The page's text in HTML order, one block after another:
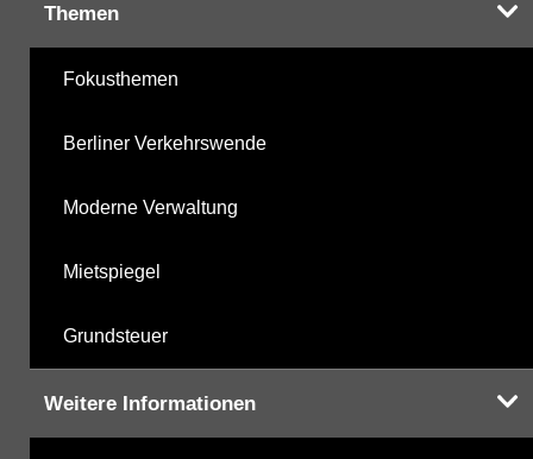
Themen
Fokusthemen
Berliner Verkehrswende
Moderne Verwaltung
Mietspiegel
Grundsteuer
Weitere Informationen